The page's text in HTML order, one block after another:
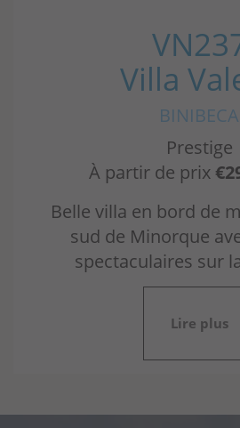
Villa
BINIBECA
Prestige
À partir de prix
Belle villa en bord de
sud de Minorque
spectaculaires sur
Lire plus